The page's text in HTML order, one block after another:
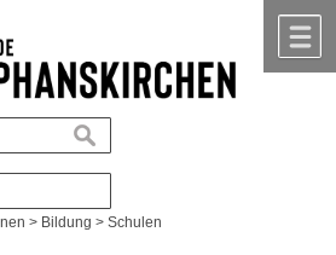
suchen
> Bildung >Schulen